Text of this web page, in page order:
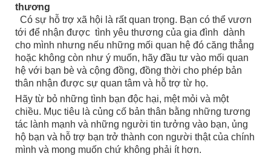
thương
Có sự hỗ trợ xã hội là rất quan trọng. Bạn có thể vươn
tới để nhận được tình yêu thương của gia đình dành
cho mình nhưng nếu những mối quan hệ đó căng thẳng
hoặc không còn như ý muốn, hãy đầu tư vào mối quan
hệ với bạn bè và cộng đồng, đồng thời cho phép bản
thân nhận được sự quan tâm và hỗ trợ từ họ.
Hãy từ bỏ những tình bạn độc hại, mệt mỏi và một
chiều. Mục tiêu là củng cố bản thân bằng những tương
tác lành mạnh và những người tin tưởng vào bạn, ủng
hộ bạn và hỗ trợ bạn trở thành con người thật của chính
mình và mong muốn chứ không phải ít hơn.